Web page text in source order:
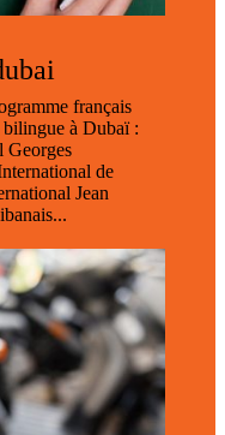
français
à Dubaï :
Georges
de
Jean